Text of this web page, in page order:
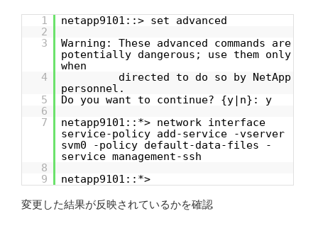
1
netapp9101::> set advanced
2
3
Warning: These advanced commands are
potentially dangerous; use them only
when
4
directed to do so by NetApp
personnel.
5
Do you want to continue? {y|n}: y
6
7
netapp9101::*> network interface
service-policy add-service -vserver
svm0 -policy default-data-files -
service management-ssh
8
9
netapp9101::*>
変更した結果が反映されているかを確認